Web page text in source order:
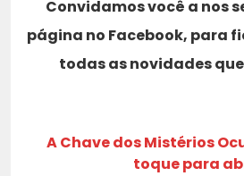
Convidamos você a nos
página no Facebook, para
todas as novidades
A Chave dos Mistérios
toque para